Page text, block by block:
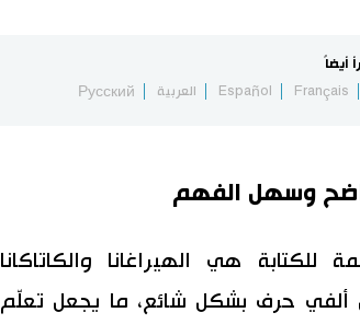
أيضاً
Français
Español العربية Русский
واضح وسهل الفهم
للكتابة هي الهيراغانا والكاتاكانا
ألفي حرف بشكل شائع، ما يجعل تعلّم